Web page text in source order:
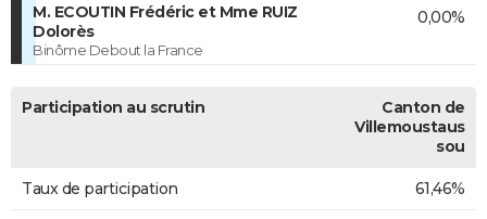
M. ECOUTIN Frédéric et Mme RUIZ
Dolorès
Binôme Debout la France
0,00%
Participation au scrutin
Canton de
Villemoustaus
sou
Taux de participation 61,46%